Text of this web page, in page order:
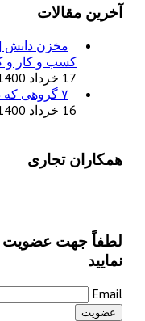
آخرین مقالات
مخزن دانش |
کسب و کار و
17 خرداد 1400
۷ گروهی که در شغل خود بیشتر شکست می‌خورند
16 خرداد 1400
همکاران تجاری
لطفاً جهت عضویت
نمایید
Email